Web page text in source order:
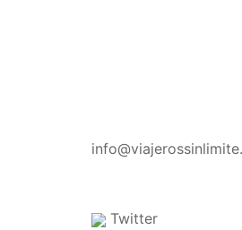
Twitter